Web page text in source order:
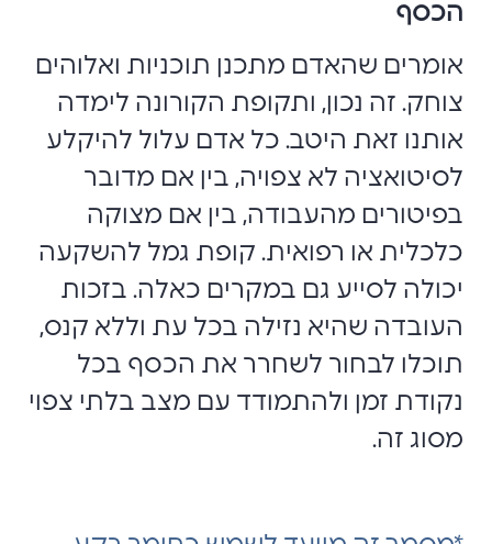
הכסף
אומרים שהאדם מתכנן תוכניות ואלוהים
צוחק. זה נכון, ותקופת הקורונה לימדה
אותנו זאת היטב. כל אדם עלול להיקלע
לסיטואציה לא צפויה, בין אם מדובר
בפיטורים מהעבודה, בין אם מצוקה
כלכלית או רפואית. קופת גמל להשקעה
יכולה לסייע גם במקרים כאלה. בזכות
העובדה שהיא נזילה בכל עת וללא קנס,
תוכלו לבחור לשחרר את הכסף בכל
נקודת זמן ולהתמודד עם מצב בלתי צפוי
מסוג זה.